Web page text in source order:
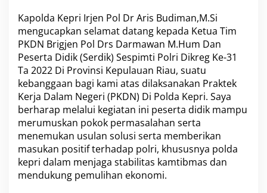
t
i
o
l
r
i
D
i
k
e
g
e
3
Kapolda Kepri Irjen Pol Dr Aris Budiman,M.Si
mengucapkan selamat datang kepada Ketua Tim
PKDN Brigjen Pol Drs Darmawan M.Hum Dan
Peserta Didik (Serdik) Sespimti Polri Dikreg Ke-31
Ta 2022 Di Provinsi Kepulauan Riau, suatu
kebanggaan bagi kami atas dilaksanakan Praktek
Kerja Dalam Negeri (PKDN) Di Polda Kepri. Saya
berharap melalui kegiatan ini peserta didik mampu
merumuskan pokok permasalahan serta
menemukan usulan solusi serta memberikan
masukan positif terhadap polri, khususnya polda
kepri dalam menjaga stabilitas kamtibmas dan
mendukung pemulihan ekonomi.